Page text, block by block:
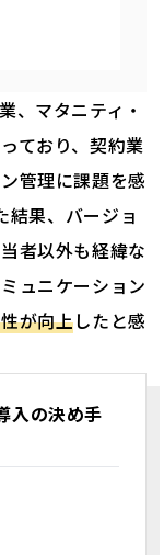
、マタニティ・
ており、契約業
管理に課題を感
果、バージョ
者以外も経緯な
ュニケーション
が向上したと感
入の決め手